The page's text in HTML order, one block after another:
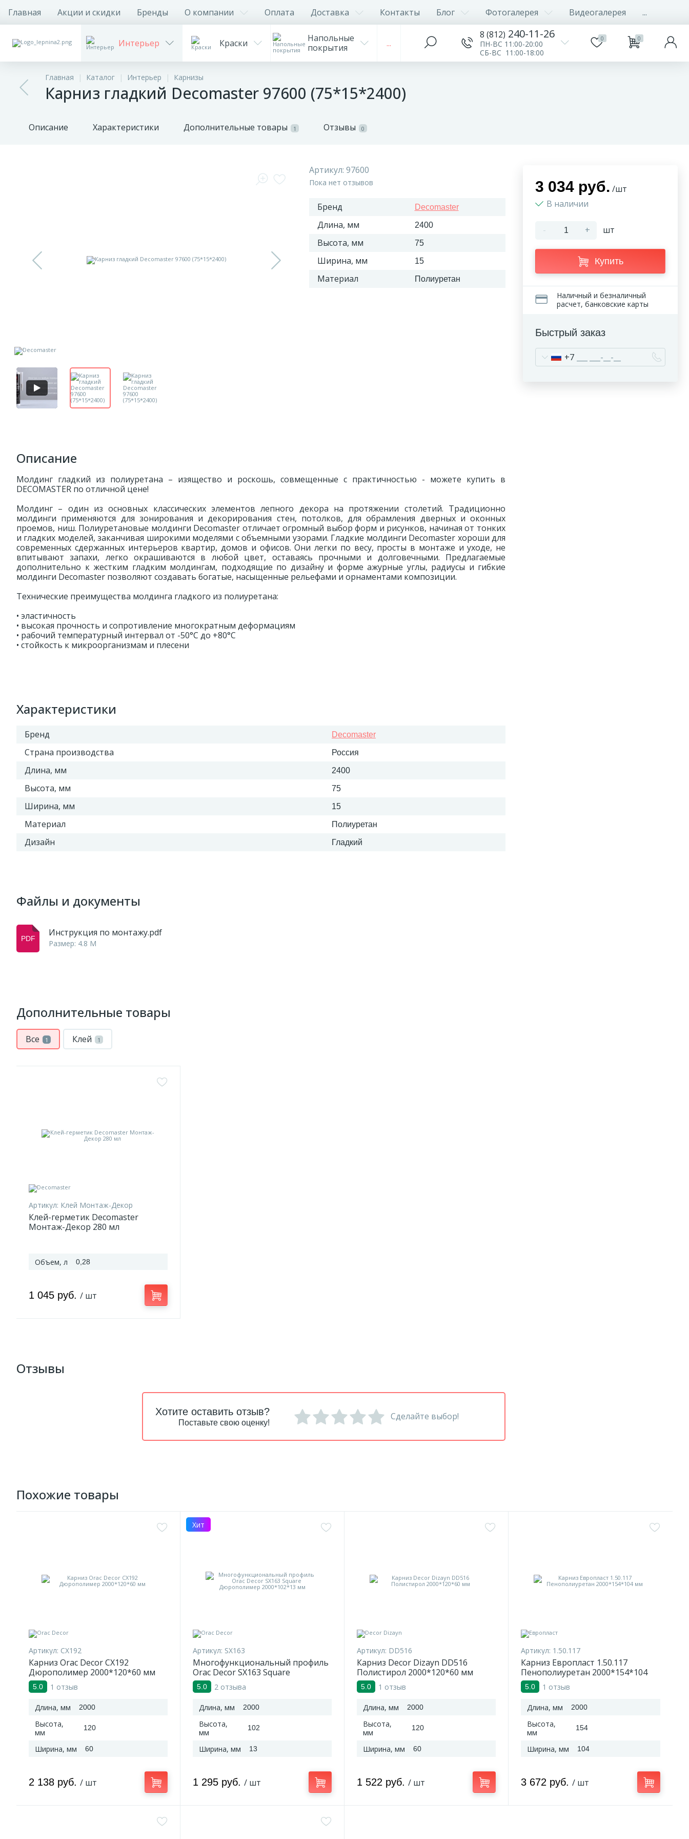
Главная Акции и скидки Бренды О компании Оплата Доставка Контакты Блог Фотогалерея Видеогалерея ...
Интерьер Краски
Напольные
покрытия
...
8 (812) 240-11-26
ПН-ВС 11:00-20:00
СБ-ВС 11:00-18:00
0 0
Главная Каталог Интерьер Карнизы
Карниз гладкий Decomaster 97600 (75*15*2400)
Описание Характеристики Дополнительные товары 1 Отзывы 0
Артикул: 97600
Пока нет отзывов
Бренд Decomaster
Длина, мм 2400
Высота, мм 75
Ширина, мм 15
Материал Полиуретан
Описание
Молдинг гладкий из полиуретана – изящество и роскошь, совмещенные с практичностью - можете купить в
DECOMASTER по отличной цене!
Молдинг – один из основных классических элементов лепного декора на протяжении столетий. Традиционно
молдинги применяются для зонирования и декорирования стен, потолков, для обрамления дверных и оконных
проемов, ниш. Полиуретановые молдинги Decomaster отличает огромный выбор форм и рисунков, начиная от тонких
и гладких моделей, заканчивая широкими моделями с объемными узорами. Гладкие молдинги Decomaster хороши для
современных сдержанных интерьеров квартир, домов и офисов. Они легки по весу, просты в монтаже и уходе, не
впитывают запахи, легко окрашиваются в любой цвет, оставаясь прочными и долговечными. Предлагаемые
дополнительно к жестким гладким молдингам, подходящие по дизайну и форме ажурные углы, радиусы и гибкие
молдинги Decomaster позволяют создавать богатые, насыщенные рельефами и орнаментами композиции.
Технические преимущества молдинга гладкого из полиуретана:
• эластичность
• высокая прочность и сопротивление многократным деформациям
• рабочий температурный интервал от -50°С до +80°С
• стойкость к микроорганизмам и плесени
Характеристики
Бренд Decomaster
Страна производства Россия
Длина, мм 2400
Высота, мм 75
Ширина, мм 15
Материал Полиуретан
Дизайн Гладкий
Файлы и документы
Инструкция по монтажу.pdf
Размер: 4.8 M
3 034 руб. /шт
В наличии
- + шт
Купить
Наличный и безналичный
расчет, банковские карты
Быстрый заказ
+7
Дополнительные товары
Все 1 Клей 1
Артикул: Клей Монтаж-Декор
Клей-герметик Decomaster
Монтаж-Декор 280 мл
Объем, л 0,28
1 045 руб. / шт
Отзывы
Хотите оставить отзыв?
Поставьте свою оценку!
Сделайте выбор!
Похожие товары
Артикул: CX192
Карниз Orac Decor CX192
Дюрополимер 2000*120*60 мм
5.0 1 отзыв
Длина, мм 2000
Высота,
мм
120
Ширина, мм 60
2 138 руб. / шт
Хит
Артикул: SX163
Многофункциональный профиль
Orac Decor SX163 Square
Дюрополимер 2000*102*13 мм
5.0 2 отзыва
Длина, мм 2000
Высота,
мм
102
Ширина, мм 13
1 295 руб. / шт
Артикул: DD516
Карниз Decor Dizayn DD516
Полистирол 2000*120*60 мм
5.0 1 отзыв
Длина, мм 2000
Высота,
мм
120
Ширина, мм 60
1 522 руб. / шт
Артикул: 1.50.117
Карниз Европласт 1.50.117
Пенополиуретан 2000*154*104
мм
5.0 1 отзыв
Длина, мм 2000
Высота,
мм
154
Ширина, мм 104
3 672 руб. / шт